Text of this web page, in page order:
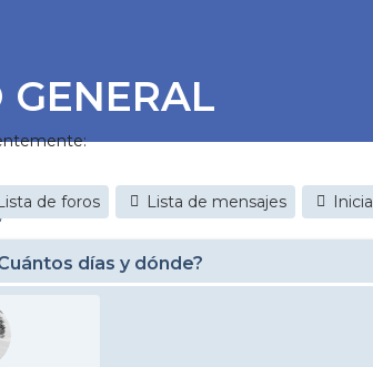
GENERAL
de foros Lista de mensajes
días y dónde?